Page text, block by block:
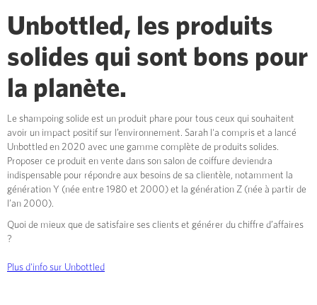
Unbottled, les produits
solides qui sont bons pour
la planète.
Le shampoing solide est un produit phare pour tous ceux qui souhaitent
avoir un impact positif sur l’environnement. Sarah l'a compris et a lancé
Unbottled en 2020 avec une gamme complète de produits solides.
Proposer ce produit en vente dans son salon de coiffure deviendra
indispensable pour répondre aux besoins de sa clientèle, notamment la
génération Y (née entre 1980 et 2000) et la génération Z (née à partir de
l’an 2000).
Quoi de mieux que de satisfaire ses clients et générer du chiffre d’affaires
?
Plus d'info sur Unbottled